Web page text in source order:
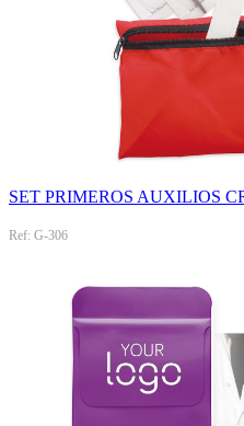
SET PRIMEROS AUXILIOS
Ref: G-306